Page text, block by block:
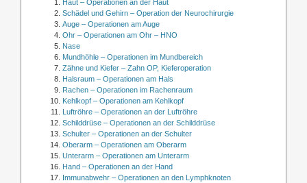
Haut – Operationen an der Haut
Schädel und Gehirn – Operation der Neurochirurgie
Auge – Operationen am Auge
Ohr – Operationen am Ohr – HNO
Nase
Mundhöhle – Operationen im Mundbereich
Zähne und Kiefer – Zahn OP, Kieferoperation
Halsraum – Operationen am Hals
Rachen – Operationen im Rachenraum
Kehlkopf – Operationen am Kehlkopf
Luftröhre – Operationen an der Luftröhre
Schilddrüse – Operationen an der Schilddrüse
Schulter – Operationen an der Schulter
Oberarm – Operationen am Oberarm
Unterarm – Operationen am Unterarm
Hand – Operationen an der Hand
Immunabwehr – Operationen an den Lymphknoten